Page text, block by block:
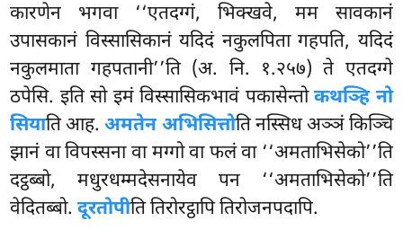
कारणेन भगवा ‘‘एतदग्गं, भिक्खवे, मम सावकानं
उपासकानं विस्सासिकानं यदिदं नकुलपिता गहपति, यदिदं
नकुलमाता गहपतानी’’ति (अ. नि. १.२५७) ते एतदग्गे
ठपेसि. इति सो इमं विस्सासिकभावं पकासेन्तोकथञ्हि नो
सियाति आह.अमतेन अभिसित्तोति नस्सिध अञ्ञं किञ्चि
झानं वा विपस्सना वा मग्गो वा फलं वा ‘‘अमताभिसेको’’ति
दट्ठब्बो, मधुरधम्मदेसनायेव पन ‘‘अमताभिसेको’’ति
वेदितब्बो.दूरतोपीति तिरोरट्ठापि तिरोजनपदापि.